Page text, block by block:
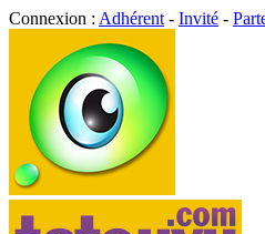
Connexion : Adhérent - Invité -